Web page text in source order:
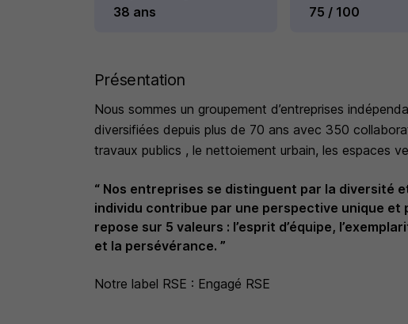
38 ans 75 / 100
Présentation
Nous sommes un groupement d’entreprises
diversifiées depuis plus de 70 ans avec 350
travaux publics , le nettoiement urbain, les espaces
“ Nos entreprises se distinguent par la diversité
individu contribue par une perspective unique et
repose sur 5 valeurs : l’esprit d’équipe,
et la persévérance. ”
Notre label RSE : Engagé RSE